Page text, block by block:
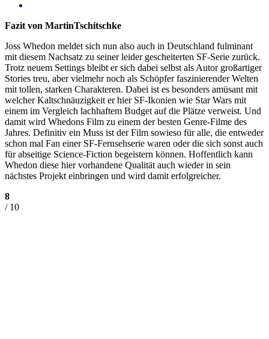
Fazit von MartinTschitschke
Joss Whedon meldet sich nun also auch in Deutschland fulminant
mit diesem Nachsatz zu seiner leider gescheiterten SF-Serie zurück.
Trotz neuem Settings bleibt er sich dabei selbst als Autor großartiger
Stories treu, aber vielmehr noch als Schöpfer faszinierender Welten
mit tollen, starken Charakteren. Dabei ist es besonders amüsant mit
welcher Kaltschnäuzigkeit er hier SF-Ikonien wie Star Wars mit
einem im Vergleich lachhaftem Budget auf die Plätze verweist. Und
damit wird Whedons Film zu einem der besten Genre-Filme des
Jahres. Definitiv ein Muss ist der Film sowieso für alle, die entweder
schon mal Fan einer SF-Fernsehserie waren oder die sich sonst auch
für abseitige Science-Fiction begeistern können. Hoffentlich kann
Whedon diese hier vorhandene Qualität auch wieder in sein
nächstes Projekt einbringen und wird damit erfolgreicher.
8
/ 10